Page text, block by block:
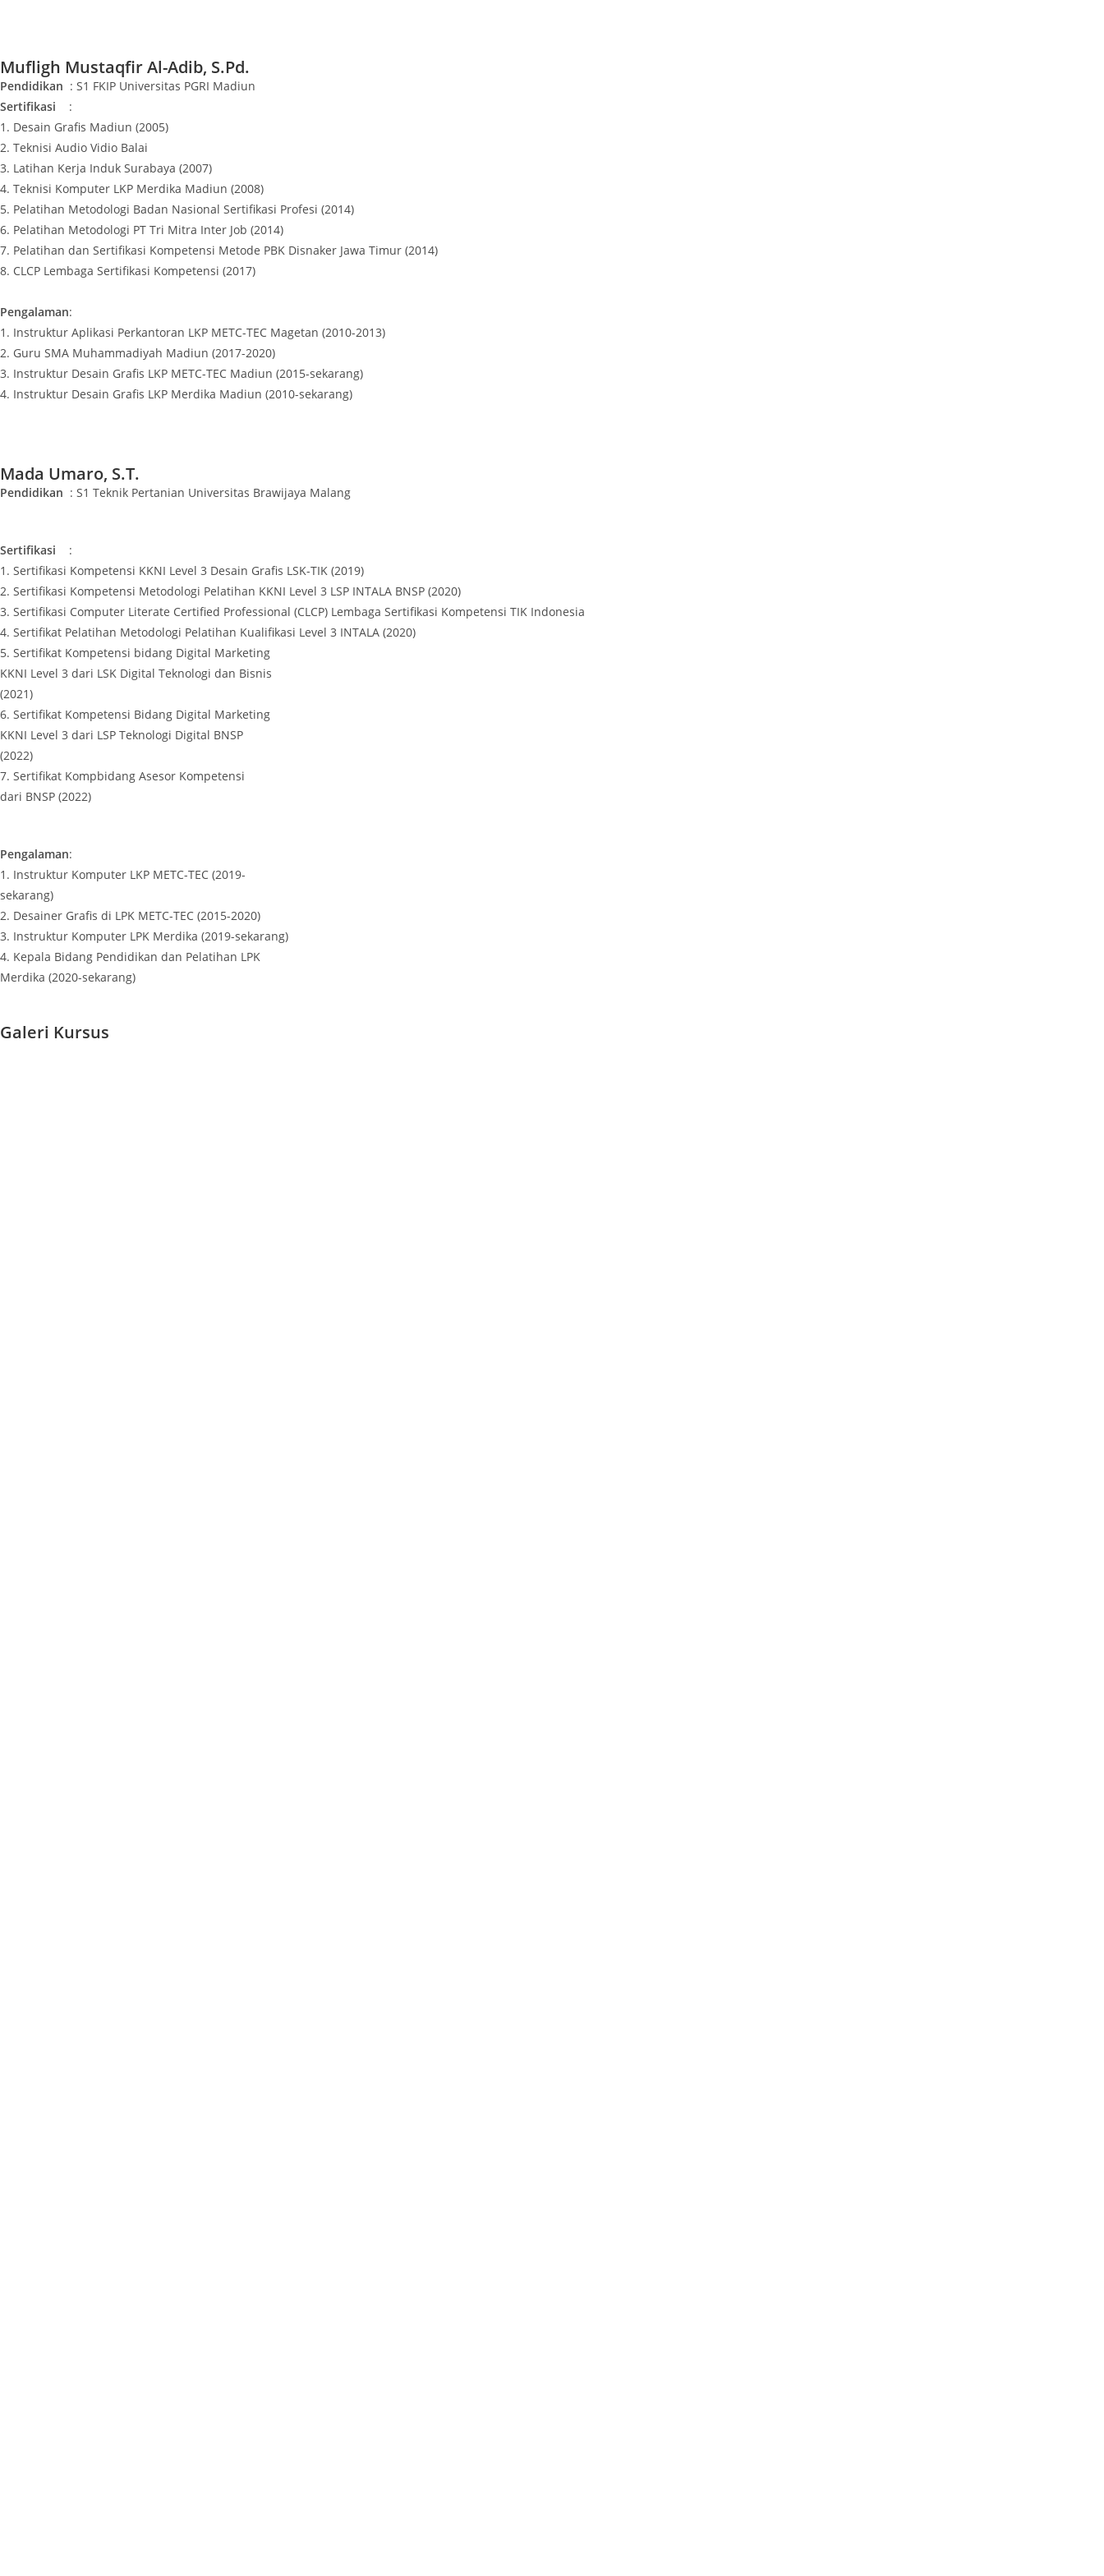
Mufligh Mustaqfir Al-Adib, S.Pd.
Pendidikan : S1 FKIP Universitas PGRI Madiun
Sertifikasi :
1. Desain Grafis Madiun (2005)
2. Teknisi Audio Vidio Balai
3. Latihan Kerja Induk Surabaya (2007)
4. Teknisi Komputer LKP Merdika Madiun (2008)
5. Pelatihan Metodologi Badan Nasional Sertifikasi Profesi (2014)
6. Pelatihan Metodologi PT Tri Mitra Inter Job (2014)
7. Pelatihan dan Sertifikasi Kompetensi Metode PBK Disnaker Jawa Timur (2014)
8. CLCP Lembaga Sertifikasi Kompetensi (2017)
Pengalaman:
1. Instruktur Aplikasi Perkantoran LKP METC-TEC Magetan (2010-2013)
2. Guru SMA Muhammadiyah Madiun (2017-2020)
3. Instruktur Desain Grafis LKP METC-TEC Madiun (2015-sekarang)
4. Instruktur Desain Grafis LKP Merdika Madiun (2010-sekarang)
Mada Umaro, S.T.
Pendidikan : S1 Teknik Pertanian Universitas Brawijaya Malang
Sertifikasi :
1. Sertifikasi Kompetensi KKNI Level 3 Desain Grafis LSK-TIK (2019)
2. Sertifikasi Kompetensi Metodologi Pelatihan KKNI Level 3 LSP INTALA BNSP (2020)
3. Sertifikasi Computer Literate Certified Professional (CLCP) Lembaga Sertifikasi Kompetensi TIK Indonesia
4. Sertifikat Pelatihan Metodologi Pelatihan Kualifikasi Level 3 INTALA (2020)
5. Sertifikat Kompetensi bidang Digital Marketing
KKNI Level 3 dari LSK Digital Teknologi dan Bisnis
(2021)
6. Sertifikat Kompetensi Bidang Digital Marketing
KKNI Level 3 dari LSP Teknologi Digital BNSP
(2022)
7. Sertifikat Kompbidang Asesor Kompetensi
dari BNSP (2022)
Pengalaman:
1. Instruktur Komputer LKP METC-TEC (2019-
sekarang)
2. Desainer Grafis di LPK METC-TEC (2015-2020)
3. Instruktur Komputer LPK Merdika (2019-sekarang)
4. Kepala Bidang Pendidikan dan Pelatihan LPK
Merdika (2020-sekarang)
Galeri Kursus